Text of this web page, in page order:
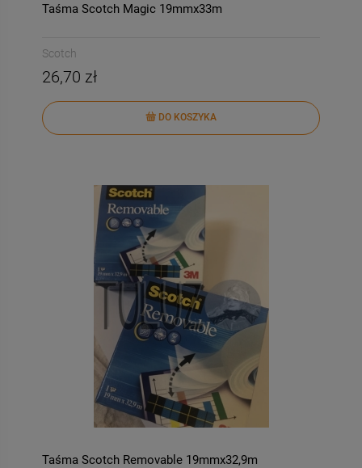
Taśma Scotch Magic 19mmx33m
Scotch
26,70 zł
DO KOSZYKA
Taśma Scotch Removable 19mmx32,9m